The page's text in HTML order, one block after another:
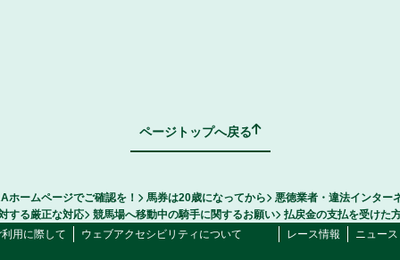
ページトップへ戻る
ホームページでご確認を！ 馬券は20歳になってから
悪徳業者・違法インター
する厳正な対応
競馬場へ移動中の騎手に関するお願い
払戻金の支払を受けた
用に際して
ウェブアクセシビリティについて レース情報 ニュース